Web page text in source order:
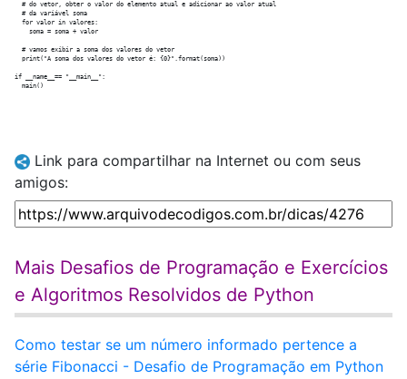
  # do vetor, obter o valor do elemento atual e adicionar ao valor atual
  # da variável soma
  for valor in valores:
    soma = soma + valor
  # vamos exibir a soma dos valores do vetor
  print("A soma dos valores do vetor é: {0}".format(soma))
if __name__== "__main__":
Link para compartilhar na Internet ou com seus
amigos:
Mais Desafios de Programação e Exercícios
e Algoritmos Resolvidos de Python
Como testar se um número informado pertence a
série Fibonacci - Desafio de Programação em Python